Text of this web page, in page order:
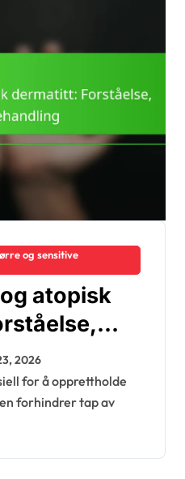
og sensitive
atopisk
2026
forhindrer tap av